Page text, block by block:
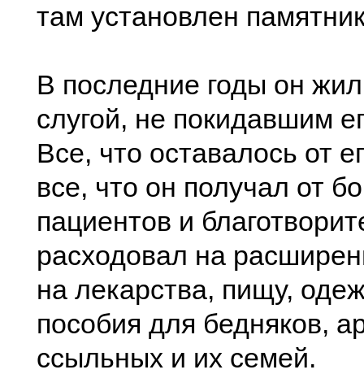
там установлен
В последние годы он
слугой, не покидавшим
Все, что оставалось от
все, что он получал от
пациентов и
расходовал на
на лекарства, пищу,
пособия для бедняков,
ссыльных и их семей.